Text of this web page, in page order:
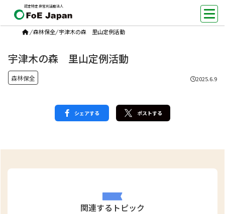
認定特定非営利活動法人
/森林保全/ 宇津木の森 里山定例活動
宇津木の森 里山定例活動
森林保全 2025.6.9
シェアする ポストする
関連するトピック